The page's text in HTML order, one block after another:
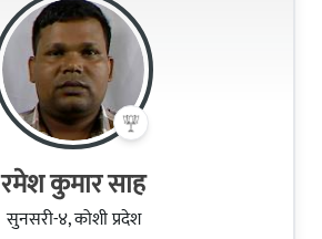
रमेश कुमार साह
सुनसरी-४, कोशी प्रदेश